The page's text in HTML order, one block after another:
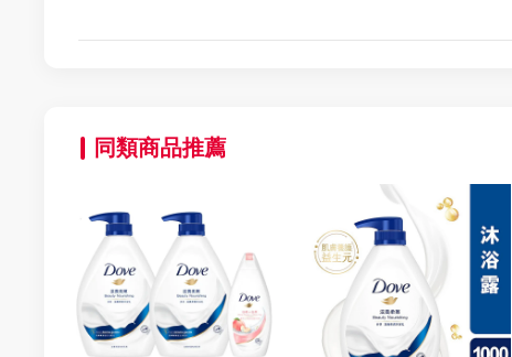
同類商品推薦